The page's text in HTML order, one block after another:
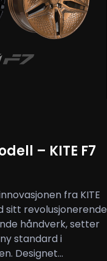
– KITE F7
fra KITE
sitt revolusjonerende
håndverk, setter
standard i
Designet...